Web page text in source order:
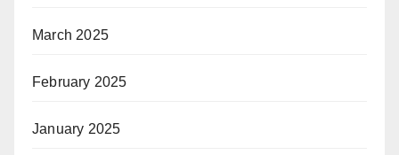
March 2025
February 2025
January 2025